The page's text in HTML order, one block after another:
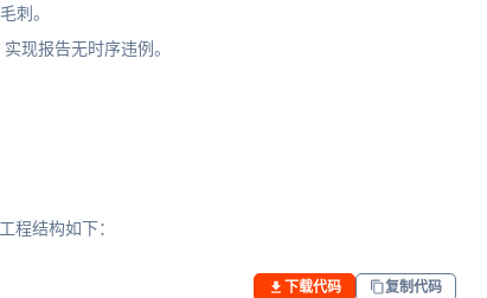
刺。
现报告无时序违例。
结构如下：
下载代码 复制代码